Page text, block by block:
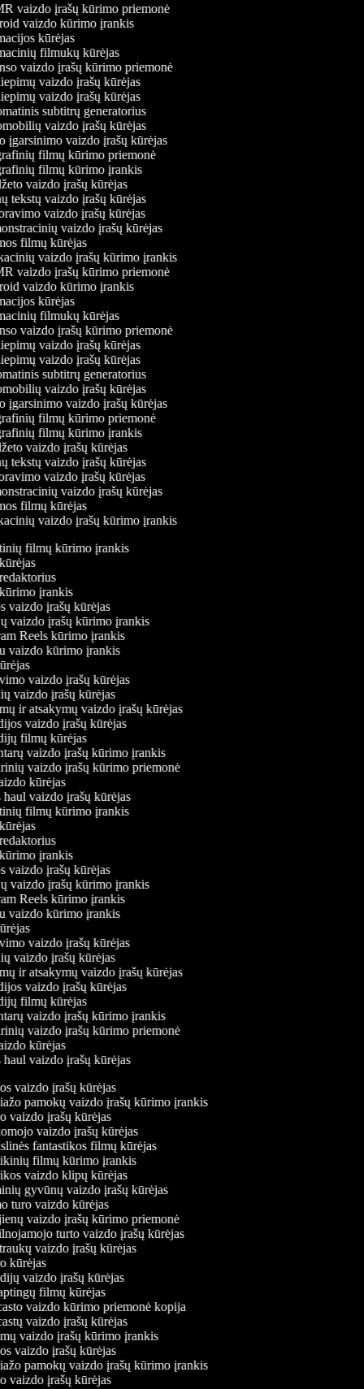
vaizdo įrašų kūrimo priemonė
vaizdo kūrimo įrankis
kūrėjas
filmukų kūrėjas
vaizdo įrašų kūrimo priemonė
vaizdo įrašų kūrėjas
vaizdo įrašų kūrėjas
subtitrų generatorius
vaizdo įrašų kūrėjas
įgarsinimo vaizdo įrašų kūrėjas
filmų kūrimo priemonė
filmų kūrimo įrankis
vaizdo įrašų kūrėjas
tekstų vaizdo įrašų kūrėjas
vaizdo įrašų kūrėjas
vaizdo įrašų kūrėjas
filmų kūrėjas
vaizdo įrašų kūrimo įrankis
vaizdo įrašų kūrimo priemonė
vaizdo kūrimo įrankis
kūrėjas
filmukų kūrėjas
vaizdo įrašų kūrimo priemonė
vaizdo įrašų kūrėjas
vaizdo įrašų kūrėjas
subtitrų generatorius
vaizdo įrašų kūrėjas
įgarsinimo vaizdo įrašų kūrėjas
filmų kūrimo priemonė
filmų kūrimo įrankis
vaizdo įrašų kūrėjas
tekstų vaizdo įrašų kūrėjas
vaizdo įrašų kūrėjas
vaizdo įrašų kūrėjas
filmų kūrėjas
vaizdo įrašų kūrimo įrankis
filmų kūrimo įrankis
kūrimo įrankis
vaizdo įrašų kūrėjas
vaizdo įrašų kūrimo įrankis
Reels kūrimo įrankis
vaizdo kūrimo įrankis
vaizdo įrašų kūrėjas
vaizdo įrašų kūrėjas
ir atsakymų vaizdo įrašų kūrėjas
vaizdo įrašų kūrėjas
filmų kūrėjas
vaizdo įrašų kūrimo įrankis
vaizdo įrašų kūrimo priemonė
kūrėjas
haul vaizdo įrašų kūrėjas
filmų kūrimo įrankis
kūrimo įrankis
vaizdo įrašų kūrėjas
vaizdo įrašų kūrimo įrankis
Reels kūrimo įrankis
vaizdo kūrimo įrankis
vaizdo įrašų kūrėjas
vaizdo įrašų kūrėjas
ir atsakymų vaizdo įrašų kūrėjas
vaizdo įrašų kūrėjas
filmų kūrėjas
vaizdo įrašų kūrimo įrankis
vaizdo įrašų kūrimo priemonė
kūrėjas
haul vaizdo įrašų kūrėjas
vaizdo įrašų kūrėjas
pamokų vaizdo įrašų kūrimo įrankis
vaizdo įrašų kūrėjas
vaizdo įrašų kūrėjas
fantastikos filmų kūrėjas
filmų kūrimo įrankis
vaizdo klipų kūrėjas
gyvūnų vaizdo įrašų kūrėjas
turo vaizdo kūrėjas
vaizdo įrašų kūrimo priemonė
turto vaizdo įrašų kūrėjas
vaizdo įrašų kūrėjas
kūrėjas
vaizdo įrašų kūrėjas
filmų kūrėjas
vaizdo kūrimo priemonė kopija
vaizdo įrašų kūrėjas
vaizdo įrašų kūrimo įrankis
vaizdo įrašų kūrėjas
pamokų vaizdo įrašų kūrimo įrankis
vaizdo įrašų kūrėjas